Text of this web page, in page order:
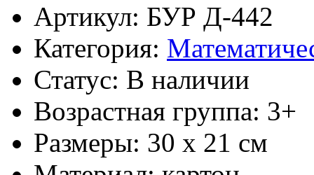
Артикул: БУР Д-442
Категория:
Статус: В наличии
Возрастная группа: 3+
Размеры: 30 х 21 см